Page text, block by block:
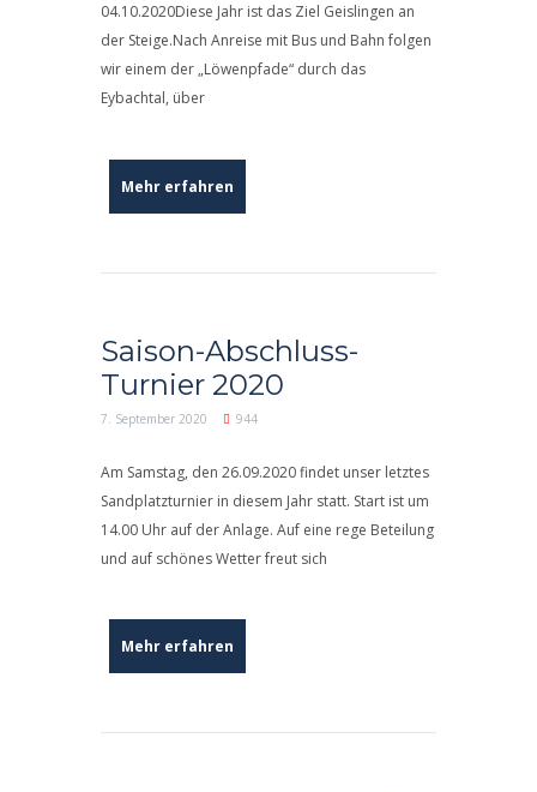
04.10.2020Diese Jahr ist das Ziel Geislingen an
der Steige.Nach Anreise mit Bus und Bahn folgen
wir einem der „Löwenpfade“ durch das
Eybachtal, über
Mehr erfahren
Saison-Abschluss-
Turnier 2020
7. September 2020 944
Am Samstag, den 26.09.2020 findet unser letztes
Sandplatzturnier in diesem Jahr statt. Start ist um
14.00 Uhr auf der Anlage. Auf eine rege Beteilung
und auf schönes Wetter freut sich
Mehr erfahren